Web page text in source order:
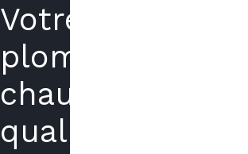
Votre
plombier
chauffagiste
qualifié